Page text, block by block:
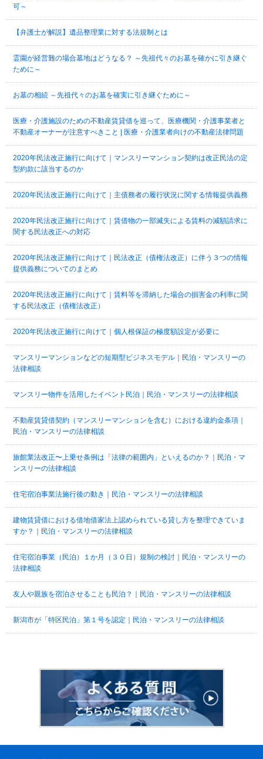
可～
【弁護士が解説】遺品整理業に対する法規制とは
霊園が経営難の場合墓地はどうなる？ ～先祖代々のお墓を確かに引き継ぐ
ために～
お墓の相続 ～先祖代々のお墓を確実に引き継ぐために～
医療・介護施設のための不動産賃貸借を巡って、医療機関・介護事業者と
不動産オーナーが注意すべきこと | 医療・介護業者向けの不動産法律問題
2020年民法改正施行に向けて｜マンスリーマンション契約は改正民法の定
型約款に該当するのか
2020年民法改正施行に向けて｜主債務者の履行状況に関する情報提供義務
2020年民法改正施行に向けて｜賃借物の一部滅失による賃料の減額請求に
関する民法改正への対応
2020年民法改正施行に向けて｜民法改正（債権法改正）に伴う３つの情報
提供義務についてのまとめ
2020年民法改正施行に向けて｜賃料等を滞納した場合の損害金の利率に関
する民法改正（債権法改正）
2020年民法改正施行に向けて｜個人根保証の極度額設定が必要に
マンスリーマンションなどの短期型ビジネスモデル｜民泊・マンスリーの
法律相談
マンスリー物件を活用したイベント民泊｜民泊・マンスリーの法律相談
不動産賃貸借契約（マンスリーマンションを含む）における違約金条項｜
民泊・マンスリーの法律相談
旅館業法改正〜上乗せ条例は「法律の範囲内」といえるのか？｜民泊・マ
ンスリーの法律相談
住宅宿泊事業法施行後の動き｜民泊・マンスリーの法律相談
建物賃貸借における借地借家法上認められている貸し方を整理できていま
すか？｜民泊・マンスリーの法律相談
住宅宿泊事業（民泊）１か月（３０日）規制の検討｜民泊・マンスリーの
法律相談
友人や親族を宿泊させることも民泊？｜民泊・マンスリーの法律相談
新潟市が「特区民泊」第１号を認定｜民泊・マンスリーの法律相談